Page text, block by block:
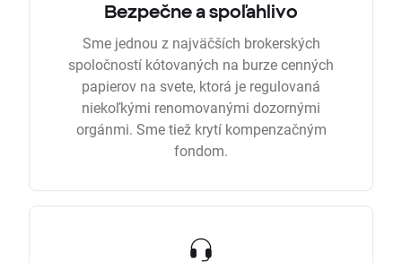
Bezpečne a spoľahlivo
Sme jednou z najväčších brokerských
spoločností kótovaných na burze cenných
papierov na svete, ktorá je regulovaná
niekoľkými renomovanými dozornými
orgánmi. Sme tiež krytí kompenzačným
fondom.